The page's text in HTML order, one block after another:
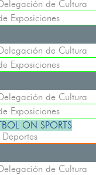
de Cultura
Exposiciones
de Cultura
Exposiciones
de Cultura
Exposiciones
ON SPORTS
de Cultura